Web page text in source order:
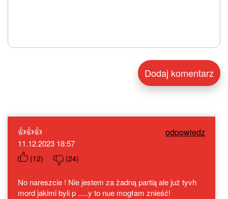
👍👍👍 odpowiedz
11.12.2023 18:57
(12) (24)
No nareszcie ! Nie jestem za żadną partią ale już tyvh
mord jakimi byli p .....y to nue mogłam znieść!